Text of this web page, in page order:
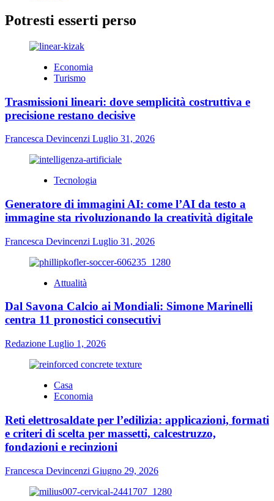
Potresti esserti perso
Economia
Turismo
Trasmissioni lineari: dove semplicità costruttiva e
precisione restano decisive
Francesca Devincenzi Luglio 31, 2026
Tecnologia
Generatore di immagini AI: come l’AI da testo a
immagine sta rivoluzionando la creatività digitale
Francesca Devincenzi Luglio 31, 2026
Attualità
Dal Savona Calcio ai Mondiali: Simone Marinelli
centra 11 pronostici consecutivi
Redazione Luglio 1, 2026
Casa
Economia
Reti elettrosaldate per l’edilizia: applicazioni, formati
e criteri di scelta per massetti, calcestruzzo,
fondazioni e recinzioni
Francesca Devincenzi Giugno 29, 2026